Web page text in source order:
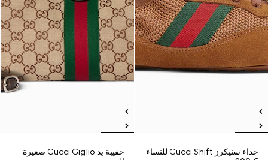
حذاء سنيكرز Gucci Shift للنساء
حقيبة يد Gucci Giglio صغيرة